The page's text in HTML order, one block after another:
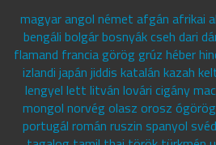
magyar angol német afgán afrikai
bengáli bolgár bosnyák cseh dari
flamand francia görög grúz héber
izlandi japán jiddis katalán kazah
lengyel lett litván lovári cigány
mongol norvég olasz orosz
portugál román ruszin spanyol